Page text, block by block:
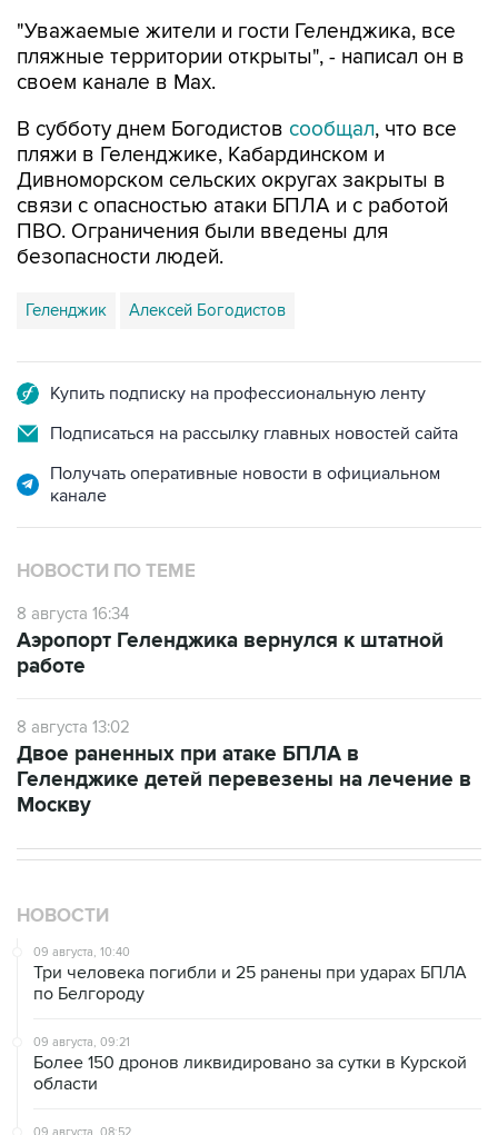
"Уважаемые жители и гости Геленджика, все
пляжные территории открыты", - написал он в
своем канале в Max.
В субботу днем Богодистов сообщал, что все
пляжи в Геленджике, Кабардинском и
Дивноморском сельских округах закрыты в
связи с опасностью атаки БПЛА и с работой
ПВО. Ограничения были введены для
безопасности людей.
Геленджик Алексей Богодистов
Купить подписку на профессиональную ленту
Подписаться на рассылку главных новостей сайта
Получать оперативные новости в официальном
канале
НОВОСТИ ПО ТЕМЕ
8 августа 16:34
Аэропорт Геленджика вернулся к штатной
работе
8 августа 13:02
Двое раненных при атаке БПЛА в
Геленджике детей перевезены на лечение в
Москву
НОВОСТИ
09 августа, 10:40
Три человека погибли и 25 ранены при ударах БПЛА
по Белгороду
09 августа, 09:21
Более 150 дронов ликвидировано за сутки в Курской
области